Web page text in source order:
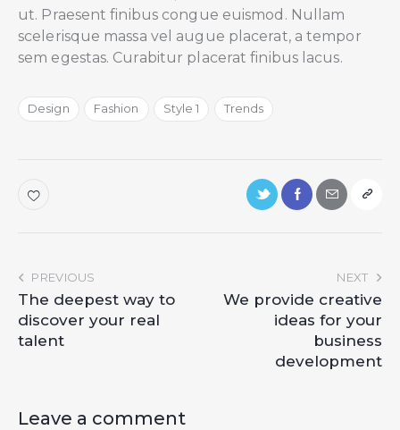
ut. Praesent finibus congue euismod. Nullam
scelerisque massa vel augue placerat, a tempor
sem egestas. Curabitur placerat finibus lacus.
Design Fashion Style 1 Trends
PREVIOUS
The deepest way to
discover your real
talent
NEXT
We provide creative
ideas for your
business
development
Leave a comment